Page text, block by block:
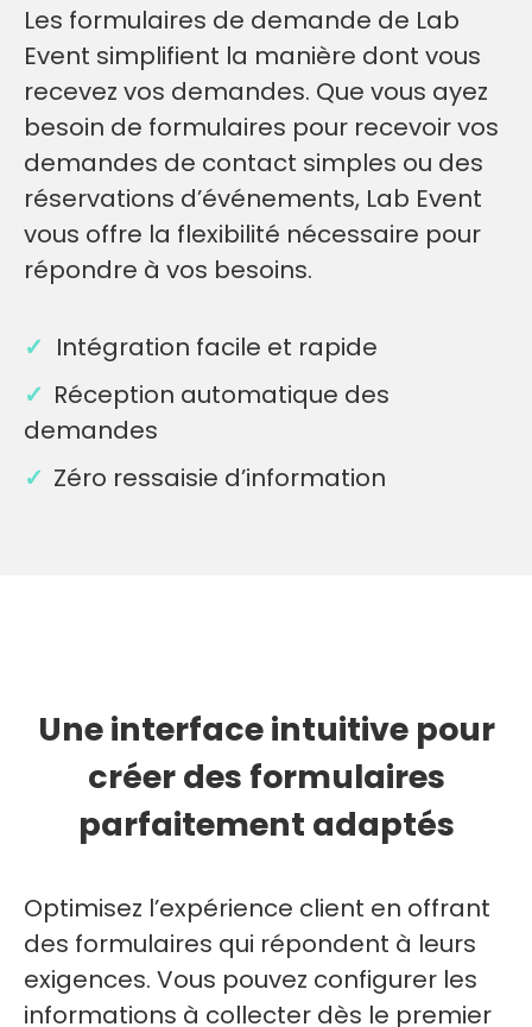
Les formulaires de demande de Lab
Event simplifient la manière dont vous
recevez vos demandes. Que vous ayez
besoin de formulaires pour recevoir vos
demandes de contact simples ou des
réservations d’événements, Lab Event
vous offre la flexibilité nécessaire pour
répondre à vos besoins.
✓ Intégration facile et rapide
✓ Réception automatique des
demandes
✓ Zéro ressaisie d’information
Une interface intuitive pour
créer des formulaires
parfaitement adaptés
Optimisez l’expérience client en offrant
des formulaires qui répondent à leurs
exigences. Vous pouvez configurer les
informations à collecter dès le premier